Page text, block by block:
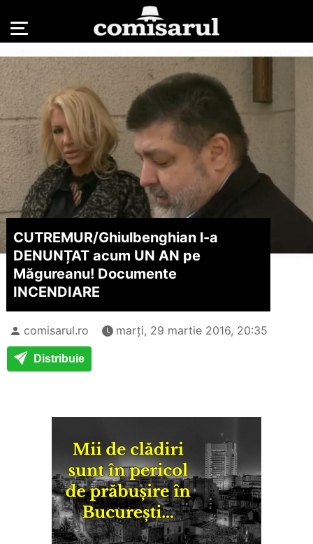
CUTREMUR/Ghiulbenghian l-a
DENUNȚAT acum UN AN pe
Măgureanu! Documente
INCENDIARE
comisarul.ro marți, 29 martie 2016, 20:35
Distribuie